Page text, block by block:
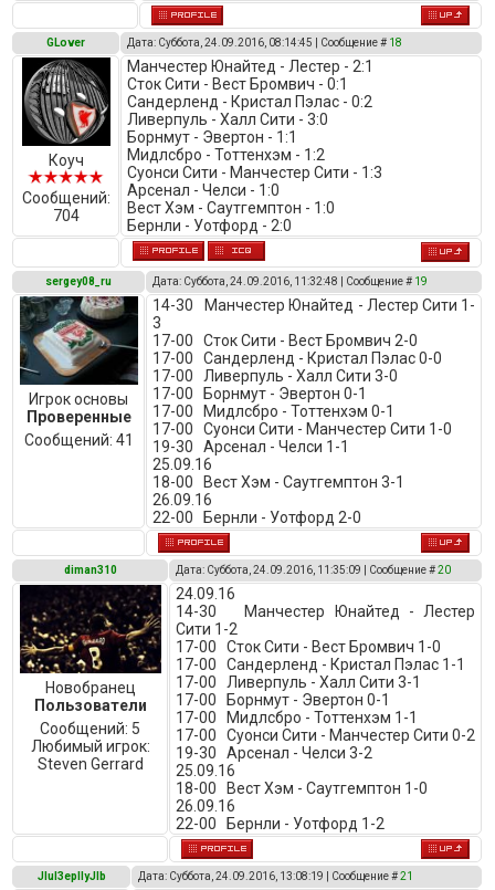
GLover Дата: Суббота, 24.09.2016, 08:14:45 | Сообщение # 18
Коуч
Сообщений:
704
Манчестер Юнайтед - Лестер - 2:1
Сток Сити - Вест Бромвич - 0:1
Сандерленд - Кристал Пэлас - 0:2
Ливерпуль - Халл Сити - 3:0
Борнмут - Эвертон - 1:1
Мидлсбро - Тоттенхэм - 1:2
Суонси Сити - Манчестер Сити - 1:3
Арсенал - Челси - 1:0
Вест Хэм - Саутгемптон - 1:0
Бернли - Уотфорд - 2:0
sergey08_ru Дата: Суббота, 24.09.2016, 11:32:48 | Сообщение # 19
Игрок основы
Проверенные
Сообщений: 41
14-30 Манчестер Юнайтед - Лестер Сити 1-
3
17-00 Сток Сити - Вест Бромвич 2-0
17-00 Сандерленд - Кристал Пэлас 0-0
17-00 Ливерпуль - Халл Сити 3-0
17-00 Борнмут - Эвертон 0-1
17-00 Мидлсбро - Тоттенхэм 0-1
17-00 Суонси Сити - Манчестер Сити 1-0
19-30 Арсенал - Челси 1-1
25.09.16
18-00 Вест Хэм - Саутгемптон 3-1
26.09.16
22-00 Бернли - Уотфорд 2-0
diman310 Дата: Суббота, 24.09.2016, 11:35:09 | Сообщение #20
Новобранец
Пользователи
Сообщений: 5
Любимый игрок:
Steven Gerrard
24.09.16
14-30 Манчестер Юнайтед - Лестер
Сити 1-2
17-00 Сток Сити - Вест Бромвич 1-0
17-00 Сандерленд - Кристал Пэлас 1-1
17-00 Ливерпуль - Халл Сити 3-1
17-00 Борнмут - Эвертон 0-1
17-00 Мидлсбро - Тоттенхэм 1-1
17-00 Суонси Сити - Манчестер Сити 0-2
19-30 Арсенал - Челси 3-2
25.09.16
18-00 Вест Хэм - Саутгемптон 1-0
26.09.16
22-00 Бернли - Уотфорд 1-2
JIuI3epIIyJIb Дата: Суббота, 24.09.2016, 13:08:19 | Сообщение #21